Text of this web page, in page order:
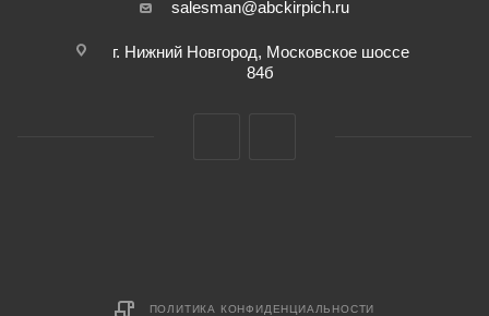
salesman@abckirpich.ru
г. Нижний Новгород, Московское шоссе
84б
ПОЛИТИКА КОНФИДЕНЦИАЛЬНОСТИ